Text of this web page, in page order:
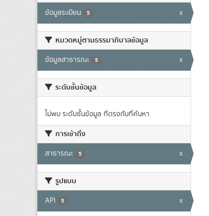
ข้อมูลระเบียน 5 x
หมวดหมู่ตามธรรมาภิบาลข้อมูล
ข้อมูลสาธารณะ 5 x
ระดับชั้นข้อมูล
ไม่พบ ระดับชั้นข้อมูล ที่ตรงกับที่ค้นหา
การเข้าถึง
สาธารณะ 5 x
รูปแบบ
API 5 x